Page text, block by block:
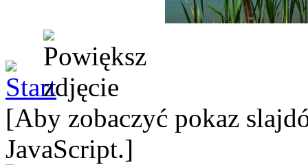
[Aby zobaczyć pokaz
JavaScript.]